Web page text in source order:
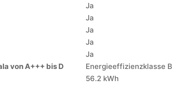
Ja
Ja
Ja
Ja
Ja
von A+++ bis D
Energieeffizienzklasse B
56.2 kWh